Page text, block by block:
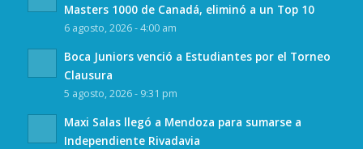
Masters 1000 de Canadá, eliminó a un Top 10
6 agosto, 2026 - 4:00 am
Boca Juniors venció a Estudiantes por el Torneo
Clausura
5 agosto, 2026 - 9:31 pm
Maxi Salas llegó a Mendoza para sumarse a
Independiente Rivadavia